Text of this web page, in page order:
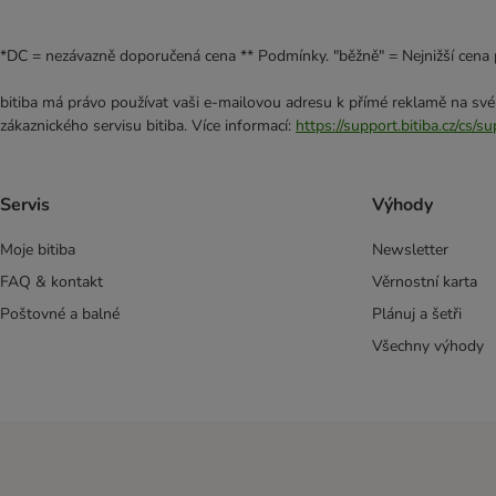
Simpsons Premium
SPECIFIC Veterinary Diet
Ultima
Virbac Veterinary HPM speciální výživa
Yarrah Bio
Whiskas
*DC = nezávazně doporučená cena ** Podmínky. "běžně" = Nejnižší
bitiba má právo používat vaši e-mailovou adresu k přímé reklamě na
zákaznického servisu bitiba. Více informací: https://support.bitiba.cz/cs/
Servis
Moje bitiba
FAQ & kontakt
Poštovné a balné
Výhody
Newsletter
Věrnostní karta
Plánuj a šetři
Všechny výhody